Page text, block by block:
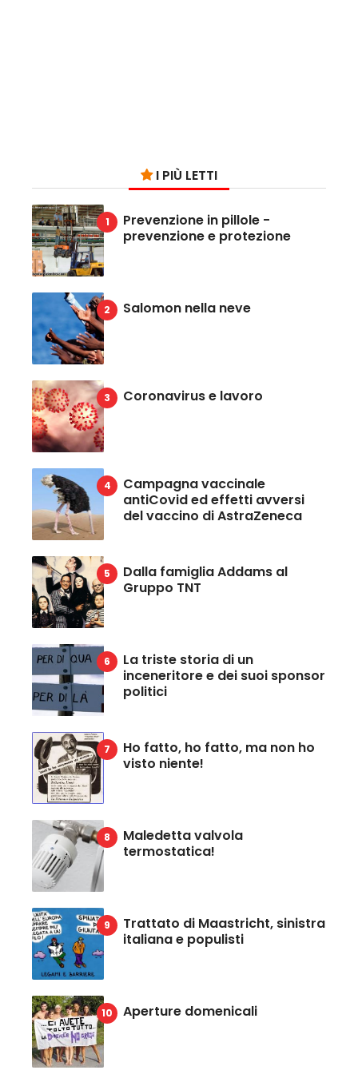
I PIÙ LETTI
Prevenzione in pillole -
prevenzione e protezione
Salomon nella neve
Coronavirus e lavoro
Campagna vaccinale
antiCovid ed effetti avversi
del vaccino di AstraZeneca
Dalla famiglia Addams al
Gruppo TNT
La triste storia di un
inceneritore e dei suoi sponsor
politici
Ho fatto, ho fatto, ma non ho
visto niente!
Maledetta valvola
termostatica!
Trattato di Maastricht, sinistra
italiana e populisti
Aperture domenicali